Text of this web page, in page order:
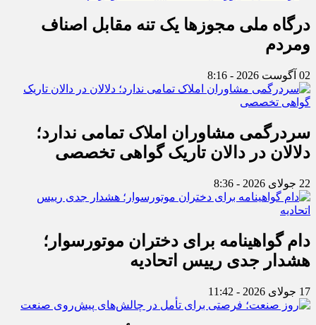
درگاه ملی مجوزها یک تنه مقابل اصناف
ومردم
02 آگوست 2026 - 8:16
سردرگمی مشاوران املاک تمامی ندارد؛
دلالان در دالان تاریک گواهی تخصصی
22 جولای 2026 - 8:36
دام گواهینامه برای دختران موتورسوار؛
هشدار جدی رییس اتحادیه
17 جولای 2026 - 11:42